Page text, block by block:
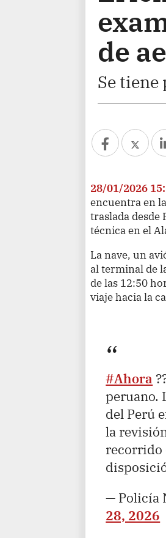
de
Se tiene
28/01/2026
encuentra en
traslada desde
técnica en el
La nave, un
al terminal de
de las 12:50
viaje hacia la
#Ahora
peruano.
del Perú
la
recorrido
— Policía
28, 2026